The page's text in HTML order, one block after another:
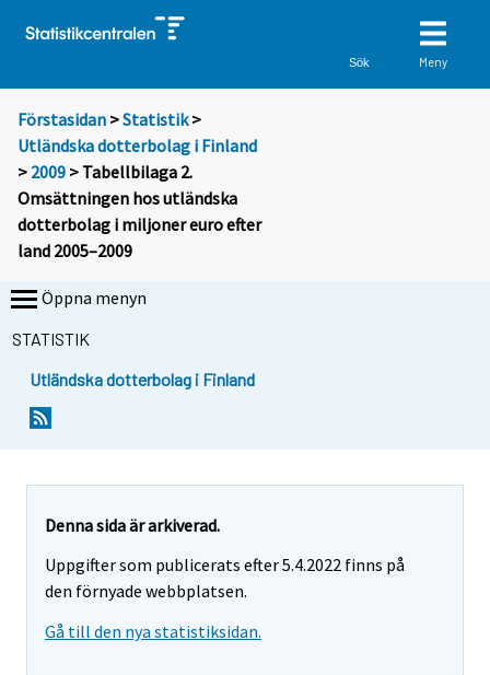
Sök Meny
Förstasidan >Statistik >
Utländska dotterbolag i Finland
> 2009 > Tabellbilaga 2.
Omsättningen hos utländska
dotterbolag i miljoner euro efter
land 2005–2009
Öppna menyn
STATISTIK
Utländska dotterbolag i Finland
Denna sida är arkiverad.
Uppgifter som publicerats efter 5.4.2022 finns på
den förnyade webbplatsen.
Gå till den nya statistiksidan.